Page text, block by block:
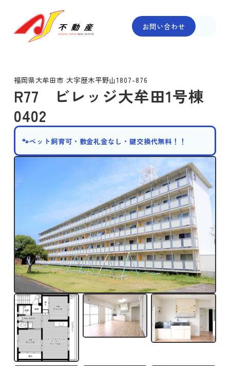
お問い合わせ
福岡県大牟田市 大字歴木平野山1807-876
R77 ビレッジ大牟田1号棟
0402
🐾ペット飼育可・敷金礼金なし・鍵交換代無料！！